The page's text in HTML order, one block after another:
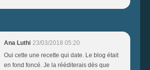
Ana Luthi 23/03/2018 05:20
Oui cette une recette qui date. Le blog était
en fond foncé. Je la rééditerais dès que